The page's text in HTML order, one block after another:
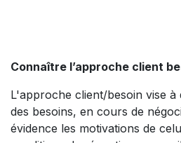
Connaître l’approche client
L'approche client/besoin vise
des besoins, en cours de
évidence les motivations de